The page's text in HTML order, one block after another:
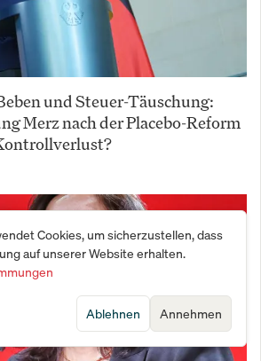
und Steuer-Täuschung:
Merz nach der Placebo-Reform
Cookies, um sicherzustellen, dass
auf unserer Website erhalten.
Annehmen
Ablehnen